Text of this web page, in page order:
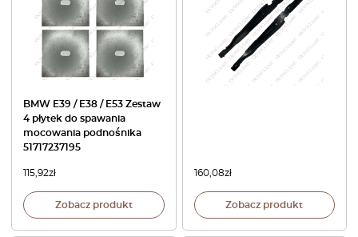
BMW E39 / E38 / E53 Zestaw
4 płytek do spawania
mocowania podnośnika
51717237195
115,92zł
Zobacz produkt
160,08zł
Zobacz produkt